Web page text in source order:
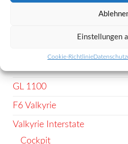
Einstellungen
Cookie-Richtlinie
GL 1100
F6 Valkyrie
Valkyrie Interstate
Cockpit